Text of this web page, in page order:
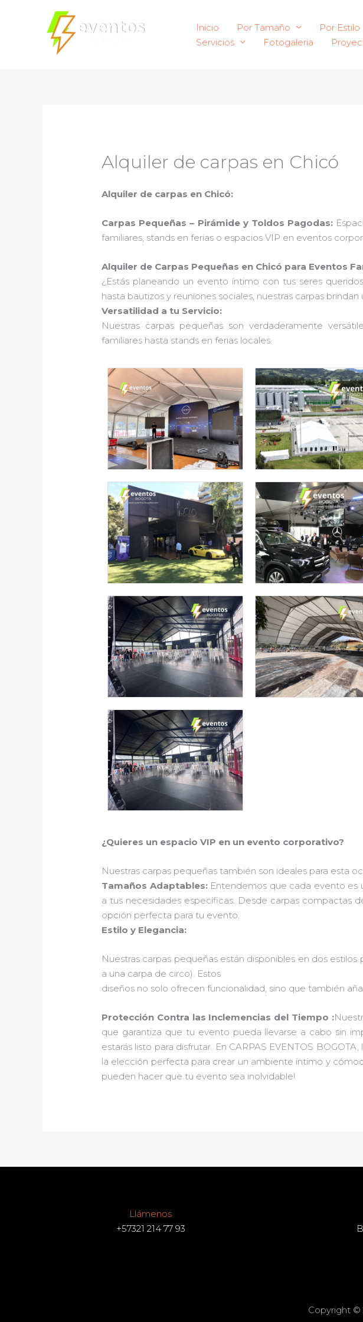
Inicio Por Tamaño Por Estilo
Servicios
Fotogaleria
Alquiler de carpas en Chicó
Alquiler de carpas en Chicó:
Carpas Pequeñas – Pirámide y Toldos Pagodas:
familiares, stands en ferias o espacios VIP en eventos
Alquiler de Carpas Pequeñas en Chicó para Eventos
¿Estás planeando un evento íntimo con tus seres
hasta bautizos y reuniones sociales, nuestras carpas
Versatilidad a tu Servicio:
Nuestras carpas pequeñas son verdaderamente
familiares hasta stands en ferias locales.
¿Quieres un espacio VIP en un evento corporativo?
Nuestras carpas pequeñas también son ideales para esta
Tamaños Adaptables:Entendemos que cada evento es
a tus necesidades específicas. Desde carpas compactas
opción perfecta para tu evento.
Estilo y Elegancia:
Nuestras carpas pequeñas están disponibles en dos
a una carpa de circo). Estos
diseños no solo ofrecen funcionalidad, sino que también
Protección Contra las Inclemencias del Tiempo :
que garantiza que tu evento pueda llevarse a cabo sin
estarás listo para disfrutar. En CARPAS EVENTOS
la elección perfecta para crear un ambiente íntimo y
pueden hacer que tu evento sea inolvidable!
Llámenos
+57321 214 77 93
Copyright ©